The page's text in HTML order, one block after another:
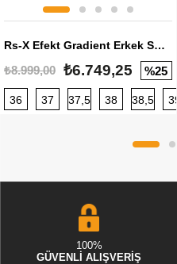
Rs-X Efekt Gradient Erkek Sneaker
₺8.999,00 ₺6.749,25 %25
36 37 37,5 38 38,5 39
100%
GÜVENLİ ALIŞVERİŞ